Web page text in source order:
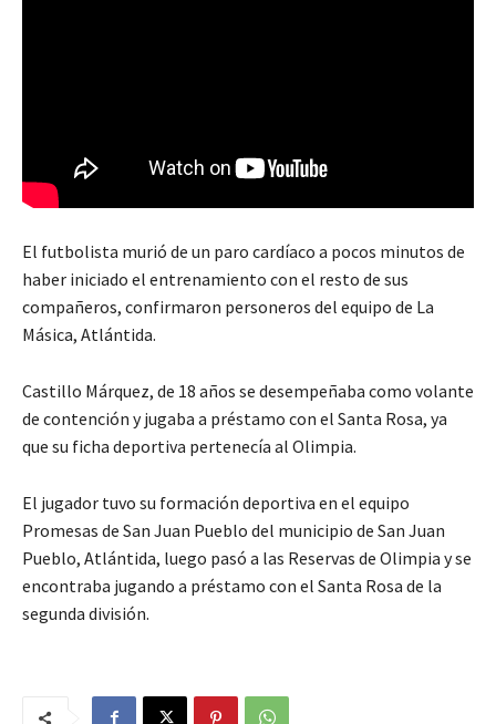
El futbolista murió de un paro cardíaco a pocos minutos de
haber iniciado el entrenamiento con el resto de sus
compañeros, confirmaron personeros del equipo de La
Másica, Atlántida.
Castillo Márquez, de 18 años se desempeñaba como volante
de contención y jugaba a préstamo con el Santa Rosa, ya
que su ficha deportiva pertenecía al Olimpia.
El jugador tuvo su formación deportiva en el equipo
Promesas de San Juan Pueblo del municipio de San Juan
Pueblo, Atlántida, luego pasó a las Reservas de Olimpia y se
encontraba jugando a préstamo con el Santa Rosa de la
segunda división.